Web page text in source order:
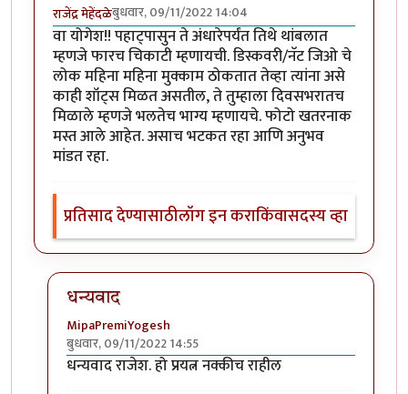
राजेंद्र मेहेंदळेबुधवार, 09/11/2022 14:04
वा योगेश!! पहाट्पासुन ते अंधारेपर्यंत तिथे थांबलात
म्हणजे फारच चिकाटी म्हणायची. डिस्कवरी/नॅट जिओ चे
लोक महिना महिना मुक्काम ठोकतात तेव्हा त्यांना असे
काही शॉट्स मिळत असतील, ते तुम्हाला दिवसभरातच
मिळाले म्हणजे भलतेच भाग्य म्हणायचे. फोटो खतरनाक
मस्त आले आहेत. असाच भटकत रहा आणि अनुभव
मांडत रहा.
प्रतिसाद देण्यासाठीलॉग इन कराकिंवासदस्य व्हा
धन्यवाद
MipaPremiYogesh
बुधवार, 09/11/2022 14:55
In reply toमस्त लेखbyराजेंद्र मेहेंदळे
धन्यवाद राजेश. हो प्रयत्न नक्कीच राहील